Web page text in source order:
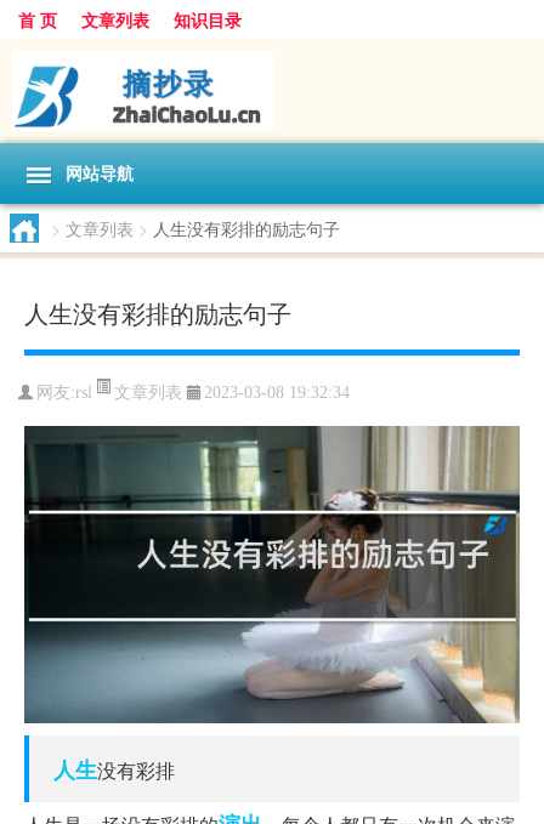
首 页 文章列表 知识目录
网站导航
> 文章列表 > 人生没有彩排的励志句子
人生没有彩排的励志句子
网友:rsl 文章列表 2023-03-08 19:32:34
人生没有彩排